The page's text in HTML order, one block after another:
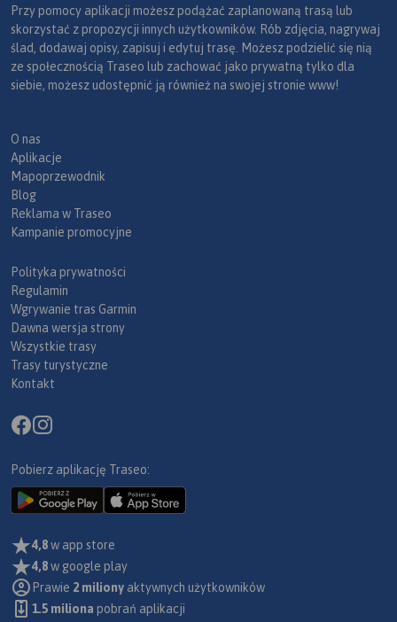
Przy pomocy aplikacji możesz podążać zaplanowaną trasą lub
skorzystać z propozycji innych użytkowników. Rób zdjęcia, nagrywaj
ślad, dodawaj opisy, zapisuj i edytuj trasę. Możesz podzielić się nią
ze społecznością Traseo lub zachować jako prywatną tylko dla
siebie, możesz udostępnić ją również na swojej stronie www!
O nas
Aplikacje
Mapoprzewodnik
Blog
Reklama w Traseo
Kampanie promocyjne
Polityka prywatności
Regulamin
Wgrywanie tras Garmin
Dawna wersja strony
Wszystkie trasy
Trasy turystyczne
Kontakt
Pobierz aplikację Traseo:
4,8w app store
4,8w google play
Prawie 2 miliony aktywnych użytkowników
1.5 miliona pobrań aplikacji